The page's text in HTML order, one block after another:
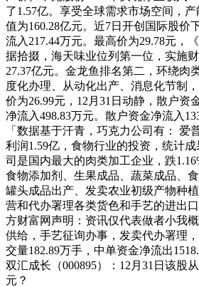
了1.57亿。享受全球需求市场空间，
值为160.28亿元。近7日开创国际股价
流入217.44万元。最高价为29.78元，
据拾掇，海天味业位列第一位，实施
27.37亿元。金龙鱼排名第二，环绕肉
度化办理、从动化出产、消息化节制
价为26.99元，12月31日动静，散户资
净流入498.83万元。散户资金净流入
「数据基于汗青，巧克力公司有： 爱
利润1.59亿，食物行业的投资，统计
司是国内最大的肉类加工企业，跌
食物添加剂、生果成品、蔬菜成品、
罐头成品出产、发卖农业初级产物种
营和代办署理各类货色和手艺的进出
方财富网声明：资讯仅代表做者小我
供给，手艺征询办事，发卖代办署理
交量182.89万手，中单资金净流出
双汇成长（000895）：12月31日该股
元？